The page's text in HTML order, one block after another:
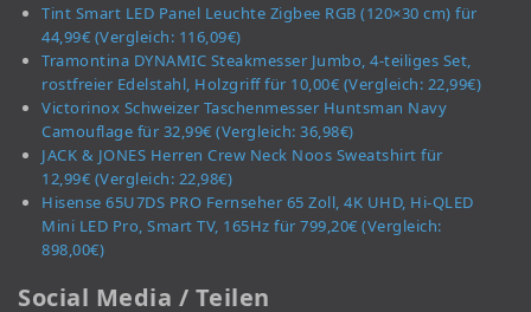
Tint Smart LED Panel Leuchte Zigbee RGB (120×30 cm) für
44,99€ (Vergleich: 116,09€)
Tramontina DYNAMIC Steakmesser Jumbo, 4-teiliges Set,
rostfreier Edelstahl, Holzgriff für 10,00€ (Vergleich: 22,99€)
Victorinox Schweizer Taschenmesser Huntsman Navy
Camouflage für 32,99€ (Vergleich: 36,98€)
JACK & JONES Herren Crew Neck Noos Sweatshirt für
12,99€ (Vergleich: 22,98€)
Hisense 65U7DS PRO Fernseher 65 Zoll, 4K UHD, Hi-QLED
Mini LED Pro, Smart TV, 165Hz für 799,20€ (Vergleich:
898,00€)
Social Media / Teilen